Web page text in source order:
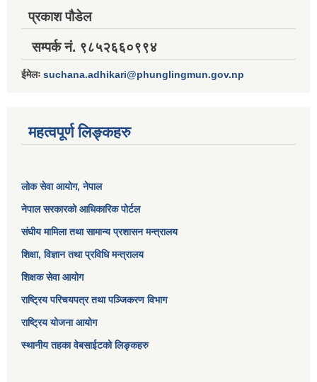
प्रकाश पौडेल
सम्पर्क नं. ९८५२६६०९९४
ईमेलः suchana.adhikari@phunglingmun.gov.np
महत्वपूर्ण लिङ्कहरु
लोक सेवा आयोग, नेपाल
नेपाल सरकारको आधिकारिक पोर्टल
संघीय मामिला तथा सामान्य प्रशासन मन्त्रालय
शिक्षा, विज्ञान तथा प्रविधि मन्त्रालय
शिक्षक सेवा आयोग
राष्ट्रिय परिचयपत्र तथा पञ्जिकरण विभाग
राष्ट्रिय योजना आयोग
स्थानीय तहका वेबसाईटको लिङ्कहरु